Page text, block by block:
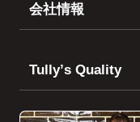
会社情報
Tullyʼs Quality